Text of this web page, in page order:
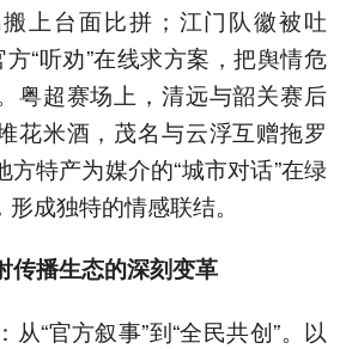
上台面比拼；江门队徽被吐
方“听劝”在线求方案，把舆情危
粤超赛场上，清远与韶关赛后
花米酒，茂名与云浮互赠拖罗
特产为媒介的“城市对话”在绿
成独特的情感联结。
传播生态的深刻变革
“官方叙事”到“全民共创”。以